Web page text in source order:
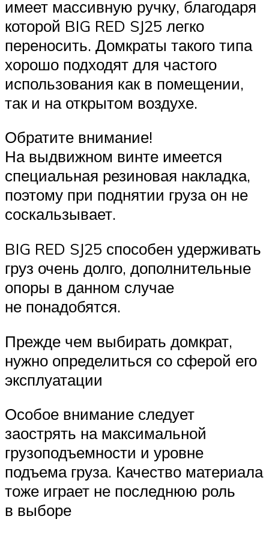
имеет массивную ручку, благодаря
которой BIG RED SJ25 легко
переносить. Домкраты такого типа
хорошо подходят для частого
использования как в помещении,
так и на открытом воздухе.
Обратите внимание!
На выдвижном винте имеется
специальная резиновая накладка,
поэтому при поднятии груза он не
соскальзывает.
BIG RED SJ25 способен удерживать
груз очень долго, дополнительные
опоры в данном случае
не понадобятся.
Прежде чем выбирать домкрат,
нужно определиться со сферой его
эксплуатации
Особое внимание следует
заострять на максимальной
грузоподъемности и уровне
подъема груза. Качество материала
тоже играет не последнюю роль
в выборе